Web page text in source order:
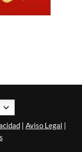
| Aviso Legal |